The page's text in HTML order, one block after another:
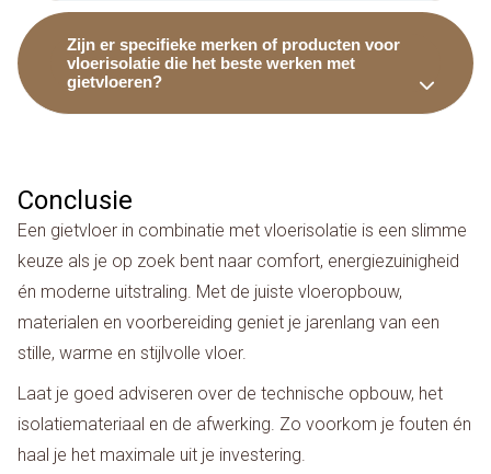
Zijn er specifieke merken of producten voor
vloerisolatie die het beste werken met
gietvloeren?
Conclusie
Een gietvloer in combinatie met vloerisolatie is een slimme
keuze als je op zoek bent naar comfort, energiezuinigheid
én moderne uitstraling. Met de juiste vloeropbouw,
materialen en voorbereiding geniet je jarenlang van een
stille, warme en stijlvolle vloer.
Laat je goed adviseren over de technische opbouw, het
isolatiemateriaal en de afwerking. Zo voorkom je fouten én
haal je het maximale uit je investering.